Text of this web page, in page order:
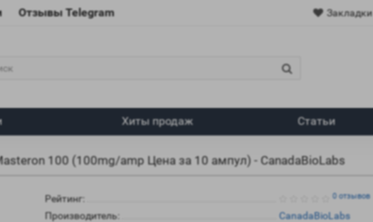
Отзывы Telegram Закладки
Хиты продаж Статьи
100 (100mg/amp Цена за 10 ампул) - CanadaBioLabs
Рейтинг: 0 отзывов
Производитель:
CanadaBioLabs